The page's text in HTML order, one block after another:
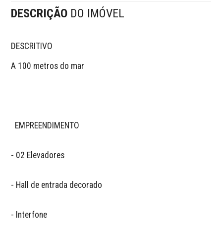
DESCRIÇÃO DO IMÓVEL
DESCRITIVO
A 100 metros do mar
- 02 Elevadores
- Hall de entrada decorado
- Interfone